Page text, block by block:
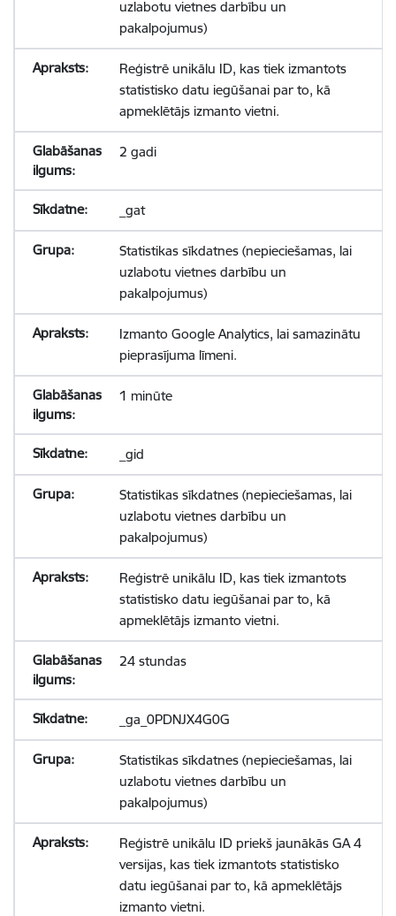
uzlabotu vietnes darbību un
pakalpojumus)
Reģistrē unikālu ID, kas tiek izmantots
statistisko datu iegūšanai par to, kā
apmeklētājs izmanto vietni.
2 gadi
_gat
Statistikas sīkdatnes (nepieciešamas, lai
uzlabotu vietnes darbību un
pakalpojumus)
Izmanto Google Analytics, lai samazinātu
pieprasījuma līmeni.
1 minūte
_gid
Statistikas sīkdatnes (nepieciešamas, lai
uzlabotu vietnes darbību un
pakalpojumus)
Reģistrē unikālu ID, kas tiek izmantots
statistisko datu iegūšanai par to, kā
apmeklētājs izmanto vietni.
24 stundas
_ga_0PDNJX4G0G
Statistikas sīkdatnes (nepieciešamas, lai
uzlabotu vietnes darbību un
pakalpojumus)
Reģistrē unikālu ID priekš jaunākās GA 4
versijas, kas tiek izmantots statistisko
datu iegūšanai par to, kā apmeklētājs
izmanto vietni.